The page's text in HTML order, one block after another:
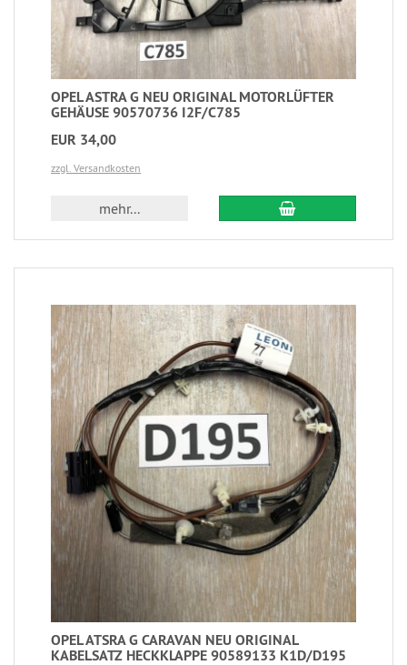
OPEL ASTRA G NEU ORIGINAL MOTORLÜFTER
GEHÄUSE 90570736 I2F/C785
EUR 34,00
zzgl. Versandkosten
mehr...
OPEL ATSRA G CARAVAN NEU ORIGINAL
KABELSATZ HECKKLAPPE 90589133 K1D/D195